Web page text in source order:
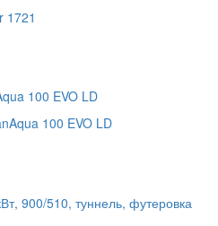
100 EVO LD
900/510, туннель, футеровка